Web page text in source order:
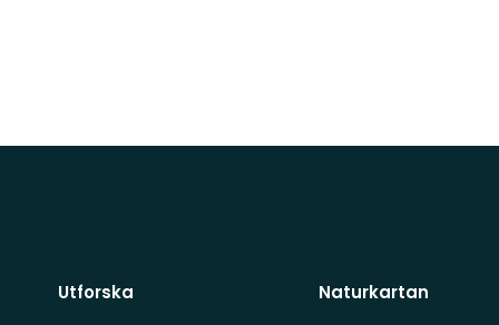
Utforska
Naturkartan